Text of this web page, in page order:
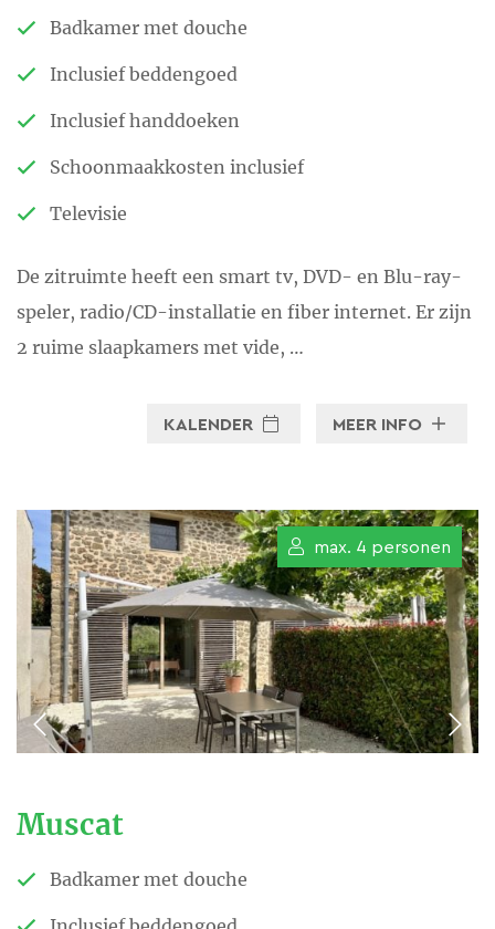
om het land en de kuststreek
van de ‘katharen’ te ontdekken.
Stuur een e-mail
Badkamer met douche
Inclusief beddengoed
Inclusief handdoeken
Schoonmaakkosten inclusief
Televisie
De zitruimte heeft een smart tv, DVD- en Blu-ray-
speler, radio/CD-installatie en fiber internet. Er zijn
2 ruime slaapkamers met vide, …
KALENDER MEER INFO
max. 4 personen
Muscat
Badkamer met douche